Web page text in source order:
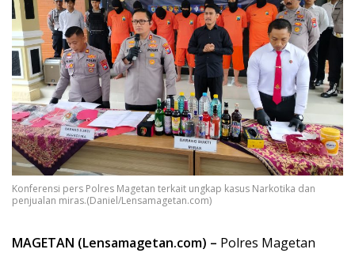
Konferensi pers Polres Magetan terkait ungkap kasus Narkotika dan
penjualan miras.(Daniel/Lensamagetan.com)
MAGETAN (Lensamagetan.com) – Polres Magetan